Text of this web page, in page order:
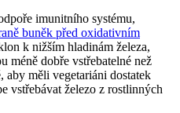
imunitního systému,
buněk před oxidativním
k nižším hladinám železa,
méně dobře vstřebatelné než
aby měli vegetariáni dostatek
vstřebávat železo z rostlinných